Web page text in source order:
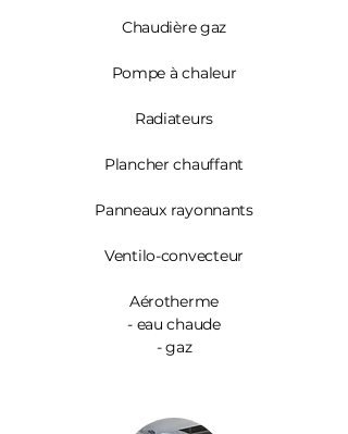
Chaudière gaz
Pompe à chaleur
Radiateurs
Plancher chauffant
Panneaux rayonnants
Ventilo-convecteur
Aérotherme
- eau chaude
- gaz